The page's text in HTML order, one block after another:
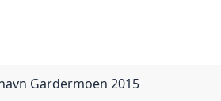
Gardermoen 2015